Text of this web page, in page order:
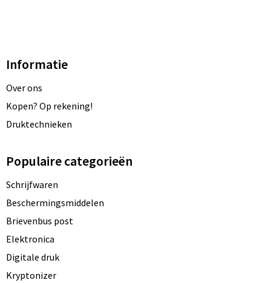
Informatie
Over ons
Kopen? Op rekening!
Druktechnieken
Populaire categorieën
Schrijfwaren
Beschermingsmiddelen
Brievenbus post
Elektronica
Digitale druk
Kryptonizer